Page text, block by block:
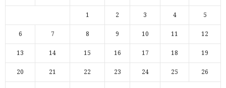
1 2 3 4 5
6 7 8 9 10 11 12
13 14 15 16 17 18 19
20 21 22 23 24 25 26